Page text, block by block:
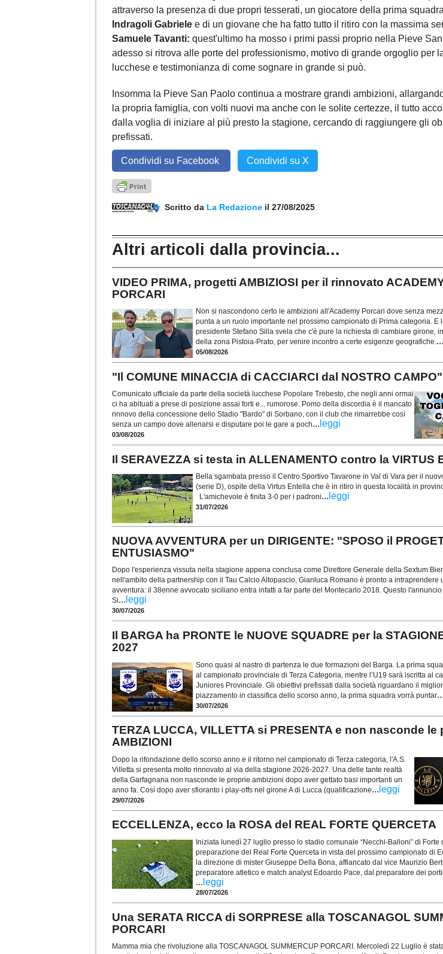
attraverso la presenza di due propri tesserati, un giocatore della prima squadra
Indragoli Gabriele e di un giovane che ha fatto tutto il ritiro con la massima
Samuele Tavanti: quest'ultimo ha mosso i primi passi proprio nella Pieve
adesso si ritrova alle porte del professionismo, motivo di grande orgoglio per
lucchese e testimonianza di come sognare in grande si può.
Insomma la Pieve San Paolo continua a mostrare grandi ambizioni,
la propria famiglia, con volti nuovi ma anche con le solite certezze, il tutto
dalla voglia di iniziare al più presto la stagione, cercando di raggiungere gli
prefissati.
Condividi su Facebook Condividi su X
Scritto da La Redazione il 27/08/2025
Altri articoli dalla provincia...
VIDEO PRIMA, progetti AMBIZIOSI per il rinnovato
PORCARI
Non si nascondono certo le ambizioni all'Academy Porcari dove senza
punta a un ruolo importante nel prossimo campionato di Prima categoria. E
presidente Stefano Silla svela che c'è pure la richiesta di cambiare girone,
della zona Pistoia-Prato, per venire incontro a certe esigenze geografiche....
05/08/2026
"Il COMUNE MINACCIA di CACCIARCI dal NOSTRO CAMPO"
Comunicato ufficiale da parte della società lucchese Popolare Trebesto, che negli anni ormai
ci ha abituati a prese di posizione assai forti e... rumorose. Pomo della discordia è il mancato
rinnovo della concessione dello Stadio "Bardo" di Sorbano, con il club che rimarrebbe così
senza un campo dove allenarsi e disputare poi le gare a poch... leggi
03/08/2026
Il SERAVEZZA si testa in ALLENAMENTO contro la VIRTUS
Bella sgambata presso il Centro Sportivo Tavarone in Val di Vara per il
(serie D), ospite della Virtus Entella che è in ritiro in questa località in
L'amichevole è finita 3-0 per i padroni... leggi
31/07/2026
NUOVA AVVENTURA per un DIRIGENTE: "SPOSO il
ENTUSIASMO"
Dopo l'esperienza vissuta nella stagione appena conclusa come Direttore Generale della Sextum
nell'ambito della partnership con il Tau Calcio Altopascio, Gianluca Romano è pronto a intraprendere
avventura: il 38enne avvocato siciliano entra infatti a far parte del Montecarlo 2018. Questo
Si... leggi
30/07/2026
Il BARGA ha PRONTE le NUOVE SQUADRE per la
2027
Sono quasi al nastro di partenza le due formazioni del Barga. La prima
al campionato provinciale di Terza Categoria, mentre l’U19 sarà iscritta al
Juniores Provinciale. Gli obiettivi prefissati dalla società riguardano il
piazzamento in classifica dello scorso anno, la prima squadra vorrà puntar...
30/07/2026
TERZA LUCCA, VILLETTA si PRESENTA e non nasconde le
AMBIZIONI
Dopo la rifondazione dello scorso anno e il ritorno nel campionato di Terza categoria, l'A.S.
Villetta si presenta molto rinnovato al via della stagione 2026-2027. Una delle tante realtà
della Garfagnana non nasconde le proprie ambizioni dopo aver gettato basi importanti un
anno fa. Così dopo aver sfioranto i play-offs nel girone A di Lucca (qualificazione... leggi
29/07/2026
ECCELLENZA, ecco la ROSA del REAL FORTE QUERCETA
Iniziata lunedì 27 luglio presso lo stadio comunale “Necchi-Balloni” di Forte
preparazione del Real Forte Querceta in vista del prossimo campionato di
la direzione di mister Giuseppe Della Bona, affiancato dal vice Maurizio
preparatore atletico e match analyst Edoardo Pace, dal preparatore dei
... leggi
28/07/2026
Una SERATA RICCA di SORPRESE alla TOSCANAGOL
PORCARI
Mamma mia che rivoluzione alla TOSCANAGOL SUMMERCUP PORCARI. Mercoledì 22 Luglio è